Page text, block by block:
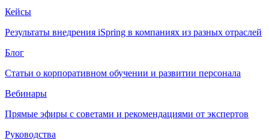
Кейсы
Результаты внедрения iSpring в компаниях из разных отраслей
Блог
Статьи о корпоративном обучении и развитии персонала
Вебинары
Прямые эфиры с советами и рекомендациями от экспертов
Руководства